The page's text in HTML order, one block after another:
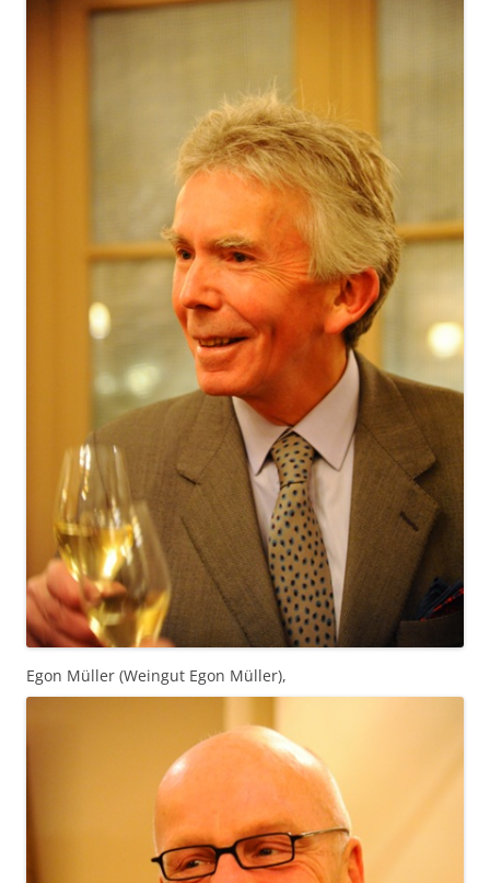
Egon Müller (Weingut Egon Müller),